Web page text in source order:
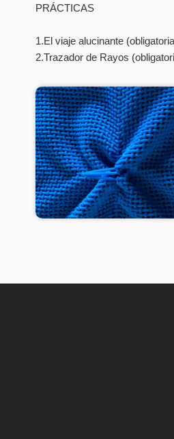
PRÁCTICAS
1.El viaje alucinante
2.Trazador de Rayos